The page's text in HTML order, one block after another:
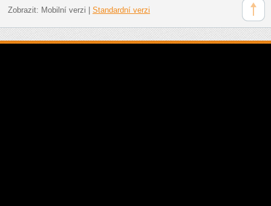
Zobrazit: Mobilní verzi Standardní verzi